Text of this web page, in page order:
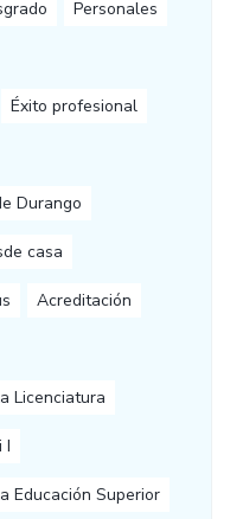
Personales
Éxito profesional
Durango
casa
Acreditación
Licenciatura
I
Educación Superior